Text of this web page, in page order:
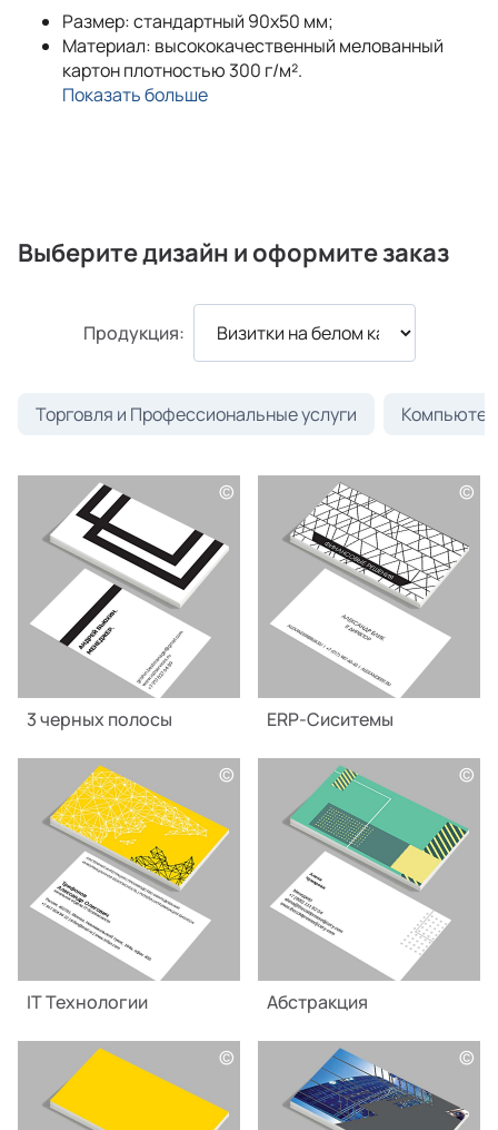
Размер: стандартный 90x50 мм;
Материал: высококачественный мелованный
картон плотностью 300 г/м².
Показать больше
Выберите дизайн и оформите заказ
Продукция:
Торговля и Профессиональные услуги
©
3 черных полосы
©
ERP-Сиситемы
©
IT Технологии
©
Абстракция
© ©